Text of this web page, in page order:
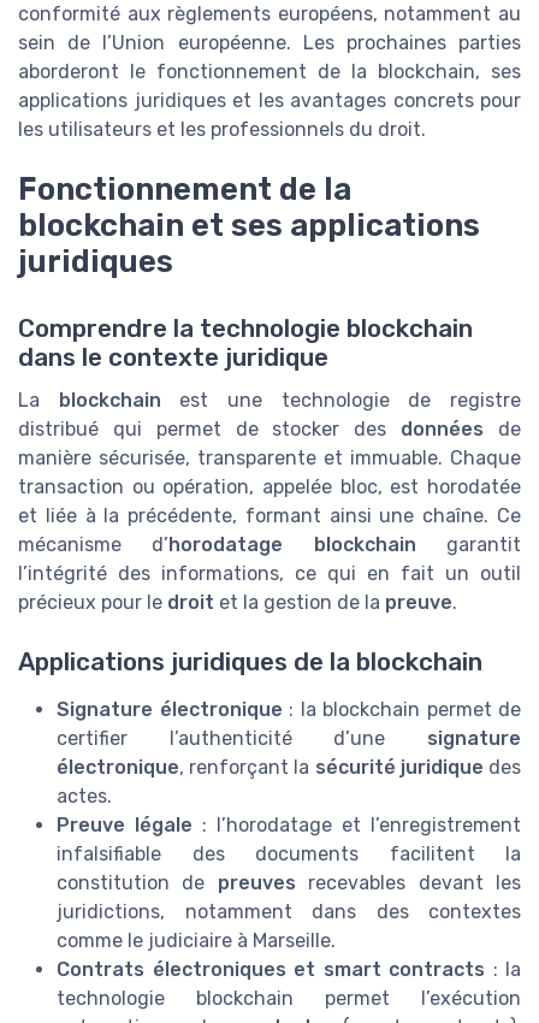
conformité aux règlements européens, notamment au
sein de l’Union européenne. Les prochaines parties
aborderont le fonctionnement de la blockchain, ses
applications juridiques et les avantages concrets pour
les utilisateurs et les professionnels du droit.
Fonctionnement de la
blockchain et ses applications
juridiques
Comprendre la technologie blockchain
dans le contexte juridique
La blockchain est une technologie de registre
distribué qui permet de stocker des données de
manière sécurisée, transparente et immuable. Chaque
transaction ou opération, appelée bloc, est horodatée
et liée à la précédente, formant ainsi une chaîne. Ce
mécanisme d’ horodatage blockchain garantit
l’intégrité des informations, ce qui en fait un outil
précieux pour le droit et la gestion de la preuve.
Applications juridiques de la blockchain
Signature électronique : la blockchain permet de
certifier l’authenticité d’une signature
électronique, renforçant la sécurité juridique des
actes.
Preuve légale : l’horodatage et l’enregistrement
infalsifiable des documents facilitent la
constitution de preuves recevables devant les
juridictions, notamment dans des contextes
comme le judiciaire à Marseille.
Contrats électroniques et smart contracts : la
technologie blockchain permet l’exécution